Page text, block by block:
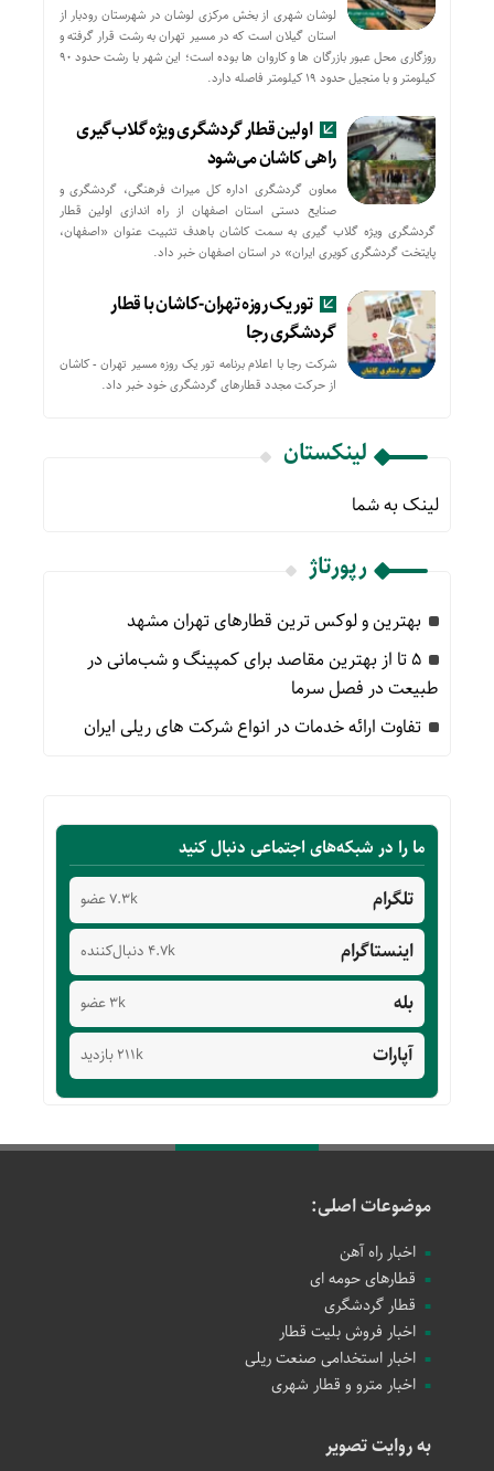
لوشان شهری از بخش مرکزی لوشان در شهرستان رودبار از
استان گیلان است که در مسیر تهران به رشت قرار گرفته و
روزگاری محل عبور بازرگان ها و کاروان ها بوده است؛ این شهر با رشت حدود ۹۰
کیلومتر و با منجیل حدود ۱۹ کیلومتر فاصله دارد.
اولین قطار گردشگری ویژه گلاب‌گیری
راهی کاشان می‌شود
معاون گردشگری اداره کل میراث فرهنگی، گردشگری و
صنایع دستی استان اصفهان از راه اندازی اولین قطار
گردشگری ویژه گلاب گیری به سمت کاشان باهدف تثبیت عنوان «اصفهان،
پایتخت گردشگری کویری ایران» در استان اصفهان خبر داد.
تور یک روزه تهران-کاشان با قطار
گردشگری رجا
شرکت رجا با اعلام برنامه تور یک روزه مسیر تهران - کاشان
از حركت مجدد قطارهای گردشگری خود خبر داد.
لینکستان
لینک به شما
رپورتاژ
بهترین و لوکس ترین قطارهای تهران مشهد
۵ تا از بهترین مقاصد برای کمپینگ و شب‌مانی در
طبیعت در فصل سرما
تفاوت ارائه خدمات در انواع شرکت های ریلی ایران
ما را در شبکه‌های اجتماعی دنبال کنید
تلگرام 7.3k عضو
اینستاگرام 4.7k دنبال‌کننده
بله 3k عضو
آپارات 211k بازدید
موضوعات اصلی:
اخبار راه آهن
قطارهای حومه ای
قطار گردشگری
اخبار فروش بلیت قطار
اخبار استخدامی صنعت ریلی
اخبار مترو و قطار شهری
به روایت تصویر